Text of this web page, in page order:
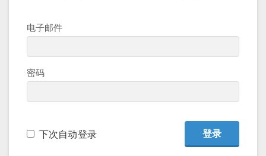
电子邮件
密码
下次自动登录